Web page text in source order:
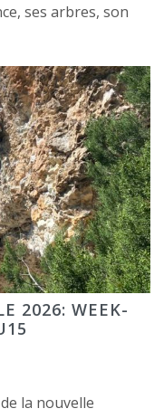
ses arbres, son
2026: WEEK-
la nouvelle